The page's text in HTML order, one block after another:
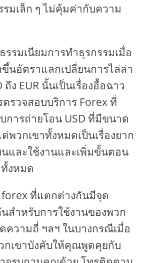
มเล็ก ๆ ไม่คุ้มค่ากับความ
รรมเนียมการทำธุรกรรมเมื่อ
นอัตราแลกเปลี่ยนการไล่ล่า
ง EUR นั้นเป็นเรื่องอื้อฉาว
ตรวจสอบบริการ Forex ที่
การถ่ายโอน USD ที่มีขนาด
พวกเขาทั้งหมดเป็นเรื่องยาก
นและใช้งานและเพิ่มขั้นตอน
งหมด
ที่แตกต่างกันมีจุด
สำหรับการใช้งานของพวก
ความถี่ ฯลฯ ในบางกรณีเมื่อ
กเขาบังคับให้คุณพูดคุยกับ